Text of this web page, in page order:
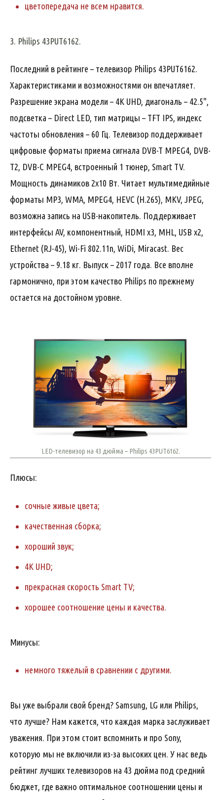
цветопередача не всем нравится.
3. Philips 43PUT6162.
Последний в рейтинге – телевизор Philips 43PUT6162.
Характеристиками и возможностями он впечатляет.
Разрешение экрана модели – 4K UHD, диагональ – 42.5",
подсветка – Direct LED, тип матрицы – TFT IPS, индекс
частоты обновления – 60 Гц. Телевизор поддерживает
цифровые форматы приема сигнала DVB-T MPEG4, DVB-
T2, DVB-C MPEG4, встроенный 1 тюнер, Smart TV.
Мощность динамиков 2х10 Вт. Читает мультимедийные
форматы MP3, WMA, MPEG4, HEVC (H.265), MKV, JPEG,
возможна запись на USB-накопитель. Поддерживает
интерфейсы AV, компонентный, HDMI x3, MHL, USB x2,
Ethernet (RJ-45), Wi-Fi 802.11n, WiDi, Miracast. Вес
устройства – 9.18 кг. Выпуск – 2017 года. Все вполне
гармонично, при этом качество Philips по прежнему
остается на достойном уровне.
LED-телевизор на 43 дюйма – Philips 43PUT6162.
Плюсы:
сочные живые цвета;
качественная сборка;
хороший звук;
4K UHD;
прекрасная скорость Smart TV;
хорошее соотношение цены и качества.
Минусы:
немного тяжелый в сравнении с другими.
Вы уже выбрали свой бренд? Samsung, LG или Philips,
что лучше? Нам кажется, что каждая марка заслуживает
уважения. При этом стоит вспомнить и про Sony,
которую мы не включили из-за высоких цен. У нас ведь
рейтинг лучших телевизоров на 43 дюйма под средний
бюджет, где важно оптимальное соотношении цены и